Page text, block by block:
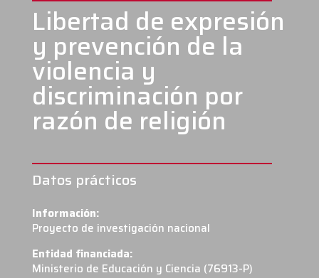
Libertad de expresión
y prevención de la
violencia y
discriminación por
razón de religión
Datos prácticos
Información:
Proyecto de investigación nacional
Entidad financiada:
Ministerio de Educación y Ciencia (76913-P)